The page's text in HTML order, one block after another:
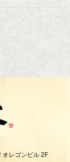
レゴンビル 2F